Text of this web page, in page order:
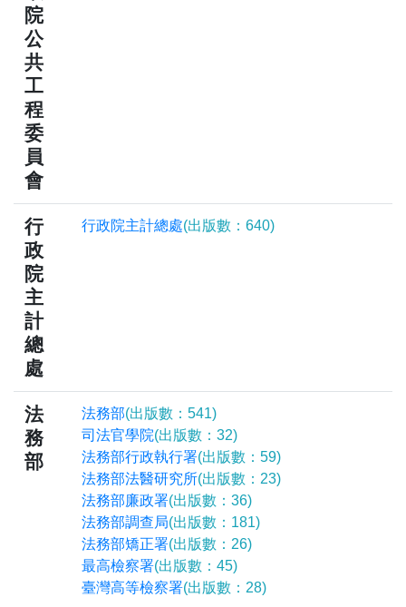
院
公
共
工
程
委
員
會
行
政
院
主
計
總
處
行政院主計總處(出版數：640)
法
務
部
法務部(出版數：541)
司法官學院(出版數：32)
法務部行政執行署(出版數：59)
法務部法醫研究所(出版數：23)
法務部廉政署(出版數：36)
法務部調查局(出版數：181)
法務部矯正署(出版數：26)
最高檢察署(出版數：45)
臺灣高等檢察署(出版數：28)